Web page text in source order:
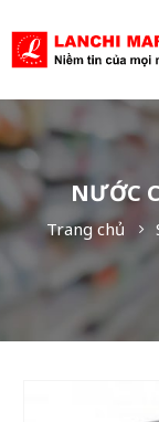
NƯỚC
Trang chủ